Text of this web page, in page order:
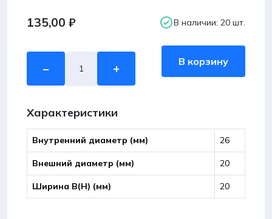
135,00 ₽ В наличии: 20 шт.
−
Количество
товара
942/20
+ В корзину
Характеристики
Внутренний диаметр (мм) 26
Внешний диаметр (мм) 20
Ширина B(Н) (мм) 20